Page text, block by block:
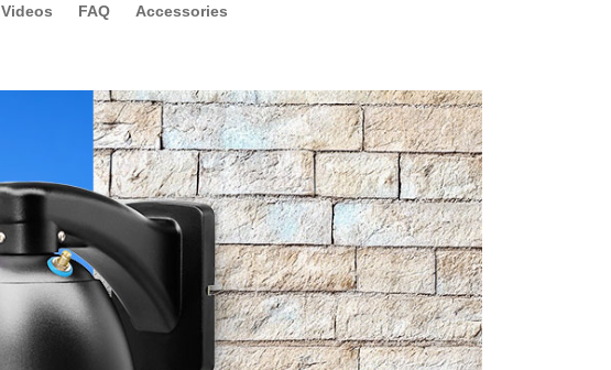
Videos FAQ Accessories